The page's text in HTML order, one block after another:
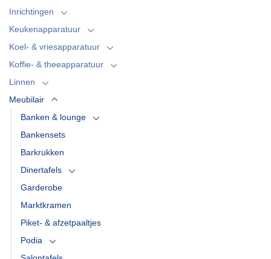
Inrichtingen
Keukenapparatuur
Koel- & vriesapparatuur
Koffie- & theeapparatuur
Linnen
Meubilair
Banken & lounge
Bankensets
Barkrukken
Dinertafels
Garderobe
Marktkramen
Piket- & afzetpaaltjes
Podia